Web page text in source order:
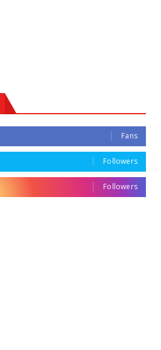
Fans
Followers
Followers